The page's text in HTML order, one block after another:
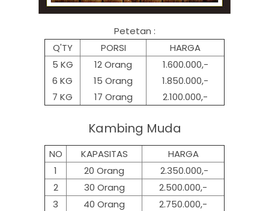
Petetan :
Q'TY
PORSI
HARGA
5 KG
6 KG
7 KG
12 Orang
15 Orang
17 Orang
1.600.000,-
1.850.000,-
2.100.000,-
Kambing Muda
NO KAPASITAS
HARGA
1
20 Orang
2.350.000,-
2
30 Orang
2.500.000,-
3
40 Orang
2.750.000,-